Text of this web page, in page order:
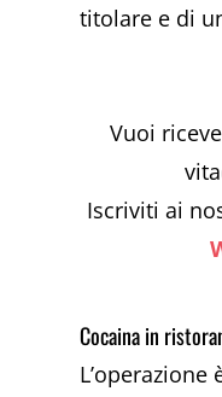
titolare e di
Vuoi
Iscriviti ai
Cocaina in
L’operazione